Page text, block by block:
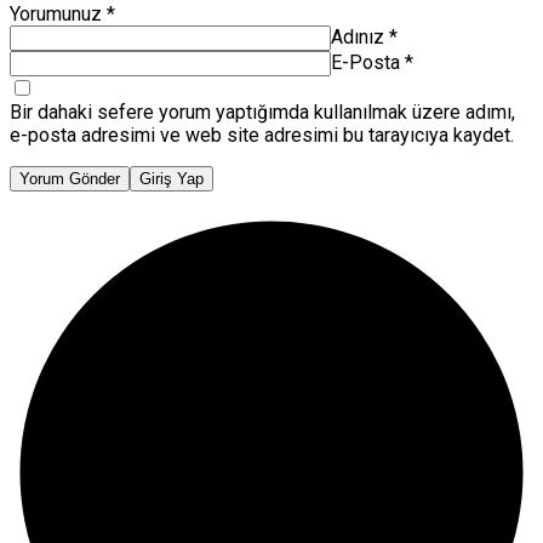
Yorumunuz *
Adınız *
E-Posta *
Bir dahaki sefere yorum yaptığımda kullanılmak üzere adımı,
e-posta adresimi ve web site adresimi bu tarayıcıya kaydet.
Yorum Gönder Giriş Yap